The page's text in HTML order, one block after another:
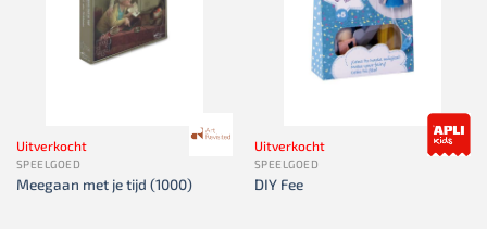
Uitverkocht
SPEELGOED
Meegaan met je tijd (1000)
Uitverkocht
SPEELGOED
DIY Fee